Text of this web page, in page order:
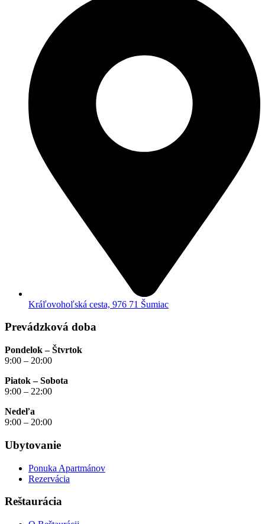
Kráľovohoľská cesta, 976 71 Šumiac
Prevádzková doba
Pondelok – Štvrtok
9:00 – 20:00
Piatok – Sobota
9:00 – 22:00
Nedeľa
9:00 – 20:00
Ubytovanie
Ponuka Apartmánov
Rezervácia
Reštaurácia